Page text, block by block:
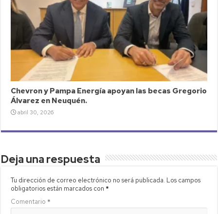
Chevron y Pampa Energía apoyan las becas Gregorio
Álvarez en Neuquén.
abril 30, 2026
Deja una respuesta
Tu dirección de correo electrónico no será publicada. Los campos
obligatorios están marcados con *
Comentario *